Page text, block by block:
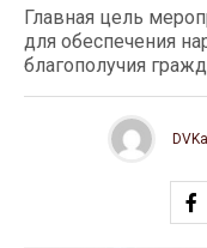
Главная цель
для обеспечения
благополучия